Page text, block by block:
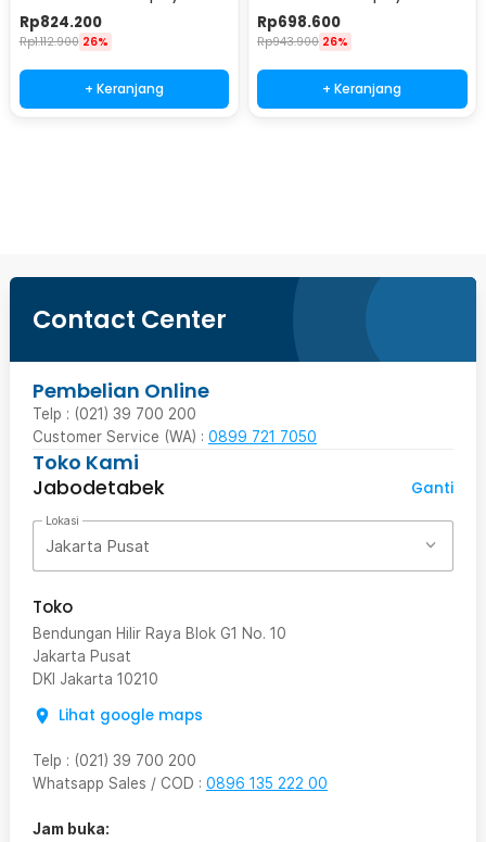
and Cold Water - Q3-WAY
Rp824.200
Rp1.112.900 26%
+ Keranjang
Cold Water - Q2-WAY
Rp698.600
Rp943.900 26%
+ Keranjang
Contact Center
Pembelian Online
Telp : (021) 39 700 200
Customer Service (WA) : 0899 721 7050
Toko Kami
Jabodetabek
Ganti
Lokasi
Jakarta Pusat
Toko
Bendungan Hilir Raya Blok G1 No. 10
Jakarta Pusat
DKI Jakarta 10210
Lihat google maps
Telp : (021) 39 700 200
Whatsapp Sales / COD : 0896 135 222 00
Jam buka: